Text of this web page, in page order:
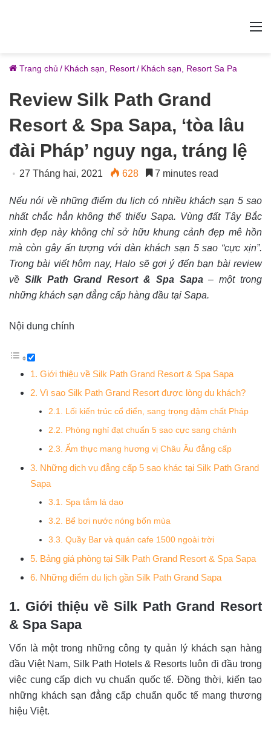
Trang chủ / Khách sạn, Resort/ Khách sạn, Resort Sa Pa
Review Silk Path Grand
Resort & Spa Sapa, ‘tòa lâu
đài Pháp’ nguy nga, tráng lệ
27 Tháng hai, 2021 628 7 minutes read
Nếu nói về những điểm du lịch có nhiều khách sạn 5 sao
nhất chắc hẳn không thể thiếu Sapa. Vùng đất Tây Bắc
xinh đẹp này không chỉ sở hữu khung cảnh đẹp mê hồn
mà còn gây ấn tượng với dàn khách sạn 5 sao “cực xịn”.
Trong bài viết hôm nay, Halo sẽ gợi ý đến bạn bài review
về Silk Path Grand Resort & Spa Sapa– một trong
những khách sạn đẳng cấp hàng đầu tại Sapa.
Nội dung chính
1. Giới thiệu về Silk Path Grand Resort & Spa Sapa
2. Vì sao Silk Path Grand Resort được lòng du khách?
2.1. Lối kiến trúc cổ điển, sang trọng đậm chất Pháp
2.2. Phòng nghỉ đạt chuẩn 5 sao cực sang chảnh
2.3. Ẩm thực mang hương vị Châu Âu đẳng cấp
3. Những dịch vụ đẳng cấp 5 sao khác tại Silk Path Grand
Sapa
3.1. Spa tắm lá dao
3.2. Bể bơi nước nóng bốn mùa
3.3. Quầy Bar và quán cafe 1500 ngoài trời
5. Bảng giá phòng tại Silk Path Grand Resort & Spa Sapa
6. Những điểm du lịch gần Silk Path Grand Sapa
1. Giới thiệu về Silk Path Grand Resort
& Spa Sapa
Vốn là một trong những công ty quản lý khách sạn hàng
đầu Việt Nam, Silk Path Hotels & Resorts luôn đi đầu trong
việc cung cấp dịch vụ chuẩn quốc tế. Đồng thời, kiến tạo
những khách sạn đẳng cấp chuẩn quốc tế mang thương
hiệu Việt.